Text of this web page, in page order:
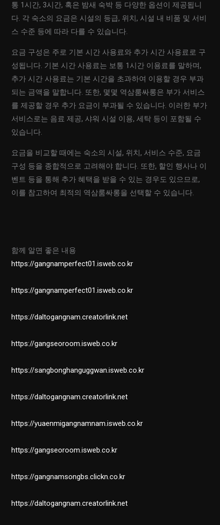
통 1시간, 3시간, 혹은 밤새 숙박 등 다양한 옵션이 제공됩니
다. 각 숙소의 요금은 시설의 등급, 위치, 시설 내 비품 및 서비
스 수준 등에 따라 다를 수 있습니다.
요금 구성은 주로 기본 시간 사용료와 추가 시간 사용료로 구
성됩니다. 기본 시간 사용료는 보통 1시간 이용료를 말하며,
추가 시간 사용료는 기본 시간을 초과하여 이용할 경우 부과
되는 금액을 말합니다. 또한, 몇몇 역삼룸싸롱은 부가 서비스
를 제공할 경우 추가 요금이 부과될 수 있습니다. 이러한 부가
서비스로는 음료 제공, 샤워 시설 이용, 세탁 등이 포함될 수
있습니다.
요금을 비교할 때에는 숙소의 시설, 위치, 서비스 수준, 요금
구성 등을 종합적으로 고려해야 합니다. 또한, 할인 행사나 이
벤트 등을 통해 추가 혜택을 받을 수 있는 경우도 있으므로,
이를 참고하여 최적의 역삼룸싸롱을 선택할 수 있습니다.
함께 알면 좋은 내용
https://gangnamperfect01.isweb.co.kr
https://gangnamperfect01.isweb.co.kr
https://daltogangnam.creatorlink.net
https://gangseoroom.isweb.co.kr
https://sangbonghanguggwan.isweb.co.kr
https://daltogangnam.creatorlink.net
https://yuaenmigangnamnam.isweb.co.kr
https://gangseoroom.isweb.co.kr
https://gangnamsongbs.clickn.co.kr
https://daltogangnam.creatorlink.net